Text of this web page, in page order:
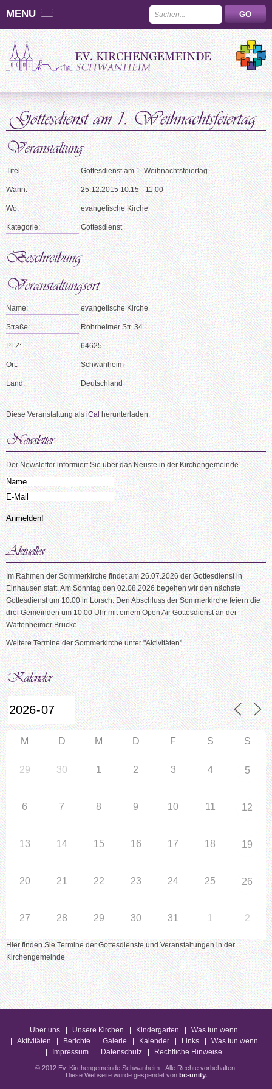
MENU
Titel: Gottesdienst am 1. Weihnachtsfeiertag
Wann: 25.12.2015 10:15 - 11:00
Wo: evangelische Kirche
Kategorie: Gottesdienst
Name: evangelische Kirche
Straße: Rohrheimer Str. 34
PLZ: 64625
Ort: Schwanheim
Land: Deutschland
Diese Veranstaltung alsiCalherunterladen.
Der Newsletter informiert Sie über das Neuste in der Kirchengemeinde.
Im Rahmen der Sommerkirche findet am 26.07.2026 der Gottesdienst in
Einhausen statt. Am Sonntag den 02.08.2026 begehen wir den nächste
Gottesdienst um 10:00 in Lorsch. Den Abschluss der Sommerkirche feiern die
drei Gemeinden um 10:00 Uhr mit einem Open Air Gottesdienst an der
Wattenheimer Brücke.
Weitere Termine der Sommerkirche unter "Aktivitäten"
M D M D F S S
29 30 1 2 3 4 5
6 7 8 9 10 11 12
13 14 15 16 17 18 19
20 21 22 23 24 25 26
27 28 29 30 31 1 2
Hier finden Sie Termine der Gottesdienste und Veranstaltungen in der
Kirchengemeinde
Über uns Unsere Kirchen Kindergarten
Was tun wenn…
Aktivitäten
Berichte Galerie Kalender Links
Was tun wenn
Impressum
Datenschutz Rechtliche Hinweise
© 2012 Ev. Kirchengemeinde Schwanheim - Alle Rechte vorbehalten.
Diese Webseite wurde gespendet von bc-unity.